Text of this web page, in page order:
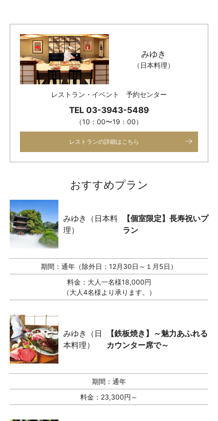
みゆき
（日本料理）
レストラン・イベント 予約センター
TEL 03-3943-5489
（10：00〜19：00）
レストランの詳細はこちら
おすすめプラン
みゆき（日本料
理）
【個室限定】長寿祝いプ
ラン
期間： 通年（除外日：12月30日～１月5日）
料金： 大人一名様18,000円
（大人4名様より承ります。）
みゆき（日
本料理）
【鉄板焼き】～魅力あふれる
カウンター席で～
期間： 通年
料金： 23,300円～